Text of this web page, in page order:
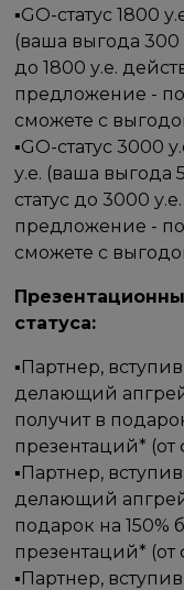
▪GO-cтатус 1800
(ваша выгода
до 1800 у.е.
предложение -
сможете с
▪GO-cтатус 3000
у.е. (ваша
статус до 3000
предложение -
сможете с
статуса:
▪Партнер,
делающий
получит в
презентаций*
▪Партнер,
делающий
подарок на 150%
презентаций*
▪Партнер,